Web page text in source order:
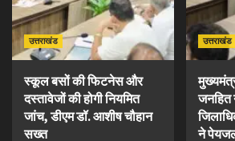
उत्तराखंड
स्कूल बसों की फिटनेस और
दस्तावेजों की होगी नियमित
जांच, डीएम डॉ. आशीष चौहान
सख्त
उत्तराखंड
जनहित
ने